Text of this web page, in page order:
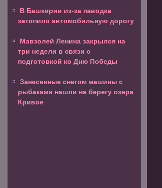
В Башкирии из-за паводка
затопило автомобильную дорогу
Мавзолей Ленина закрылся на
три недели в связи с
подготовкой ко Дню Победы
Занесенные снегом машины с
рыбаками нашли на берегу озера
Кривое